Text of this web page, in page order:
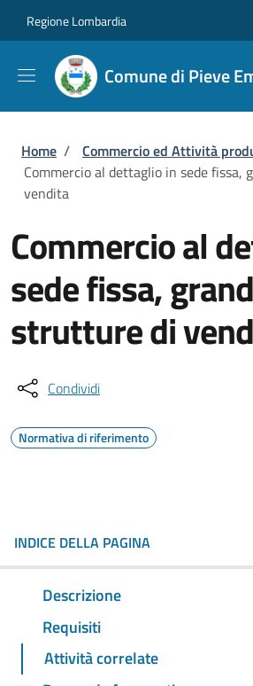
Regione Lombardia
Comune di Pieve
Briciole di pane
Home / Commercio ed Attività
Commercio al dettaglio in sede
vendita
Commercio al
sede fissa,
strutture di
Condividi
Normativa di riferimento
INDICE DELLA PAGINA
Descrizione
Requisiti
Attività correlate